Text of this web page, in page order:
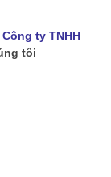
Công ty TNHH
tôi